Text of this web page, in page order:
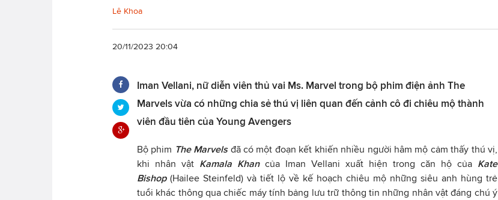
Lê Khoa
20/11/2023 20:04
Iman Vellani, nữ diễn viên thủ vai Ms. Marvel trong bộ phim điện ảnh The
Marvels vừa có những chia sẻ thú vị liên quan đến cảnh cô đi chiêu mộ thành
viên đầu tiên của Young Avengers
Bộ phim The Marvelsđã có một đoạn kết khiến nhiều người hâm mộ cảm thấy thú vị,
khi nhân vật Kamala Khan của Iman Vellani xuất hiện trong căn hộ của Kate
Bishop (Hailee Steinfeld) và tiết lộ về kế hoạch chiêu mộ những siêu anh hùng trẻ
tuổi khác thông qua chiếc máy tính bảng lưu trữ thông tin những nhân vật đáng chú ý